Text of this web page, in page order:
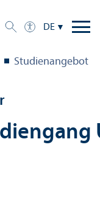
DE
Studien­angebot